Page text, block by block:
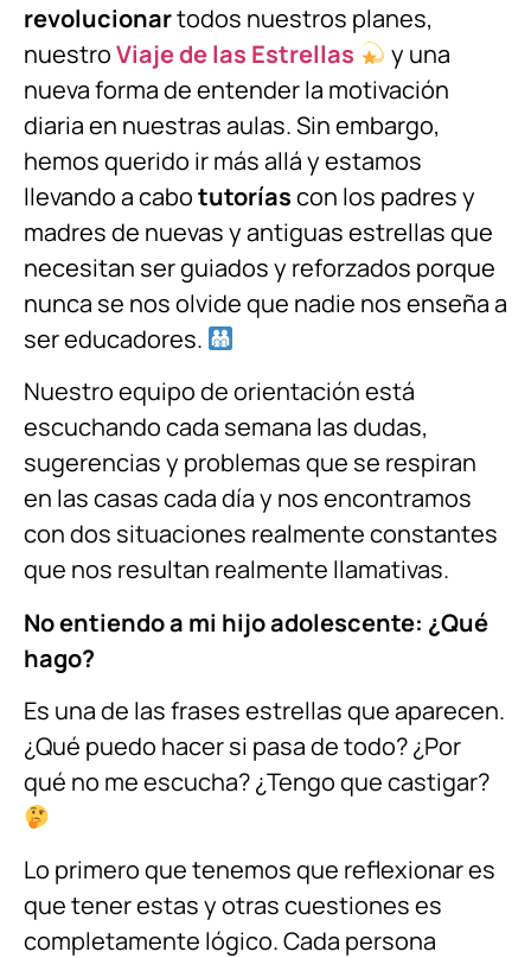
revolucionartodos nuestros planes,
nuestroViaje de las Estrellas
y una
nueva forma de entender la motivación
diaria en nuestras aulas. Sin embargo,
hemos querido ir más allá y estamos
llevando a cabotutoríascon los padres y
madres de nuevas y antiguas estrellas que
necesitan ser guiados y reforzados porque
nunca se nos olvide que nadie nos enseña a
ser educadores.
Nuestro equipo de orientación está
escuchando cada semana las dudas,
sugerencias y problemas que se respiran
en las casas cada día y nos encontramos
con dos situaciones realmente constantes
que nos resultan realmente llamativas.
No entiendo a mi hijo adolescente: ¿Qué
hago?
Es una de las frases estrellas que aparecen.
¿Qué puedo hacer si pasa de todo? ¿Por
qué no me escucha? ¿Tengo que castigar?
Lo primero que tenemos que reflexionar es
que tener estas y otras cuestiones es
completamente lógico. Cada persona